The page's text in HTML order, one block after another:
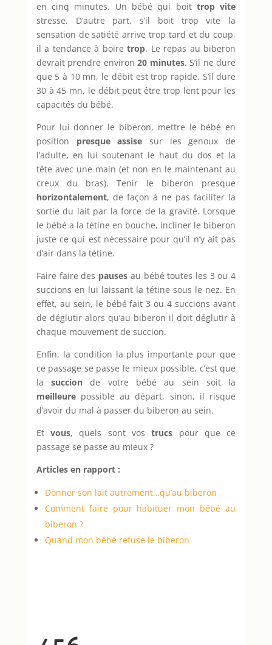
en cinq minutes. Un bébé qui boit trop vite
stresse. D’autre part, s’il boit trop vite la
sensation de satiété arrive trop tard et du coup,
il a tendance à boiretrop. Le repas au biberon
devrait prendre environ20 minutes. S’il ne dure
que 5 à 10 mn, le débit est trop rapide. S’il dure
30 à 45 mn, le débit peut être trop lent pour les
capacités du bébé.
Pour lui donner le biberon, mettre le bébé en
position presque assise sur les genoux de
l’adulte, en lui soutenant le haut du dos et la
tête avec une main (et non en le maintenant au
creux du bras). Tenir le biberon presque
horizontalement, de façon à ne pas faciliter la
sortie du lait par la force de la gravité. Lorsque
le bébé a la tétine en bouche, incliner le biberon
juste ce qui est nécessaire pour qu’il n’y ait pas
d’air dans la tétine.
Faire faire des pauses au bébé toutes les 3 ou 4
succions en lui laissant la tétine sous le nez. En
effet, au sein, le bébé fait 3 ou 4 succions avant
de déglutir alors qu’au biberon il doit déglutir à
chaque mouvement de succion.
Enfin, la condition la plus importante pour que
ce passage se passe le mieux possible, c’est que
lasuccion de votre bébé au sein soit la
meilleure possible au départ, sinon, il risque
d’avoir du mal à passer du biberon au sein.
Etvous, quels sont vostrucs pour que ce
passage se passe au mieux ?
Articles en rapport :
Donner son lait autrement…qu’au biberon
Comment faire pour habituer mon bébé au
biberon ?
Quand mon bébé refuse le biberon